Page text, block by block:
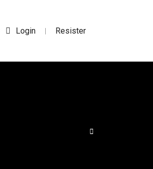
Login | Resister